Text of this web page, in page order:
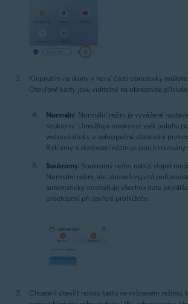
Klepnutím na ikony v horní části obrazovky
Otevřené karty jsou viditelné na obrazovce
Normální: Normální režim je vyvážené
soukromí. Umožňuje maskovat vaši polohu
webové útoky a nebezpečné stahování
Reklamy a sledovací nástroje jsou blokovány
Soukromý: Soukromý režim nabízí stejné
Normální režim, ale zároveň vypíná
automaticky odstraňuje všechna data
procházení při zavření prohlížeče.
Chcete-li otevřít novou kartu ve vybraném režimu,